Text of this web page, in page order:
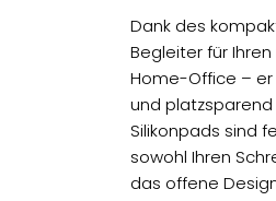
Dank des
Begleiter für
Home-Office – er
und
Silikonpads sind
sowohl Ihren
das offene